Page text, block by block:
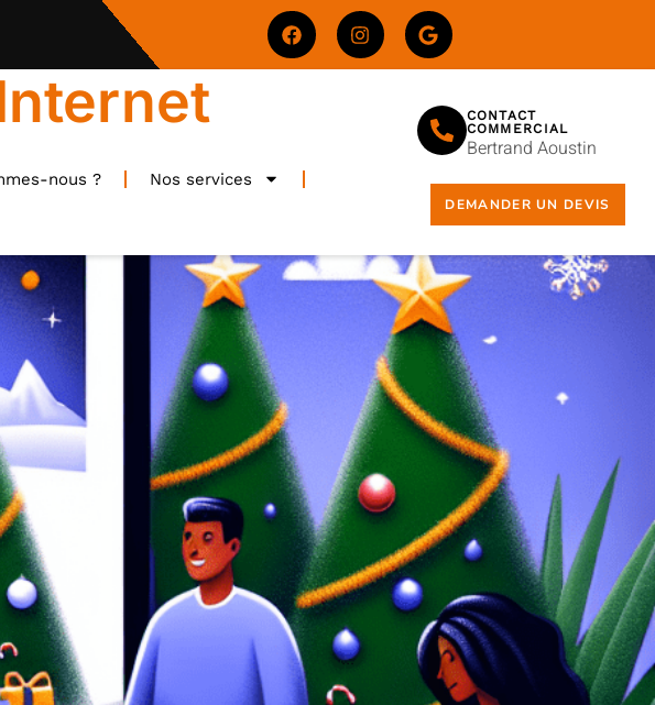
nous ? Nos services
CONTACT
COMMERCIAL
Bertrand Aoustin
DEMANDER UN DEVIS